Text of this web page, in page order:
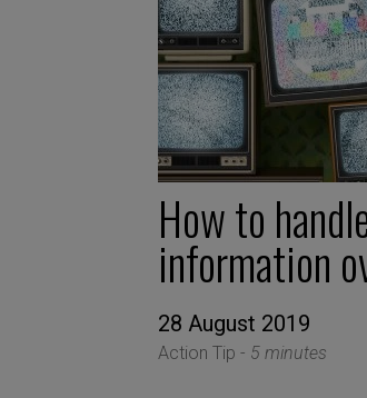
How to
information
28 August 2019
Action Tip - 5 minutes